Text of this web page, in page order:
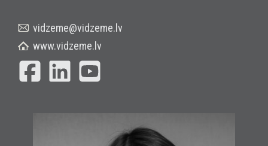
vidzeme@vidzeme.lv
www.vidzeme.lv